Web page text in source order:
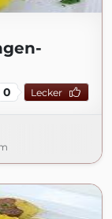
0 Lecker